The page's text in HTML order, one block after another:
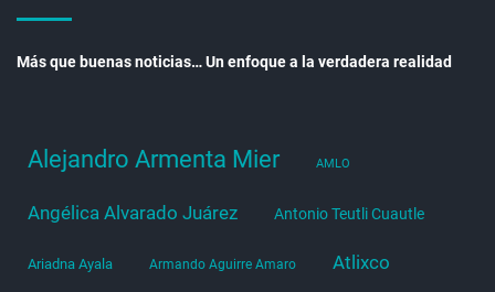
Más que buenas noticias… Un enfoque a la verdadera realidad
Alejandro Armenta Mier AMLO
Angélica Alvarado Juárez Antonio Teutli Cuautle
Ariadna Ayala Armando Aguirre Amaro Atlixco